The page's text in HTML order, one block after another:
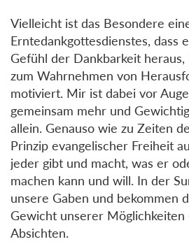
Vielleicht ist das Besondere
Erntedankgottesdienstes, dass
Gefühl der Dankbarkeit heraus,
zum Wahrnehmen von
motiviert. Mir ist dabei vor
gemeinsam mehr und
allein. Genauso wie zu Zeiten
Prinzip evangelischer Freiheit
jeder gibt und macht, was er
machen kann und will. In der
unsere Gaben und bekommen
Gewicht unserer Möglichkeiten
Absichten.